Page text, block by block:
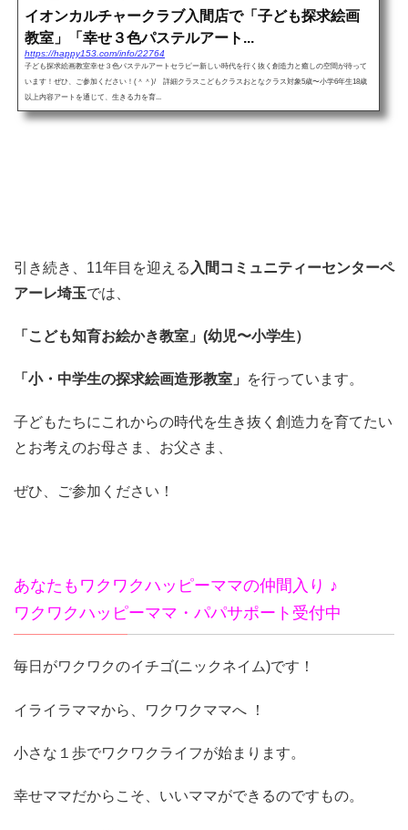
イオンカルチャークラブ入間店で「子ども探求絵画
教室」「幸せ３色パステルアート...
https://happy153.com/info/22764
子ども探求絵画教室幸せ３色パステルアートセラピー新しい時代を行く抜く創造力と癒しの空間が待って
います！ぜひ、ご参加ください！(＾＾)/ 詳細クラスこどもクラスおとなクラス対象5歳〜小学6年生18歳
以上内容アートを通じて、生きる力を育...
引き続き、11年目を迎える 入間コミュニティーセンターペ
アーレ埼玉では、
「こども知育お絵かき教室」(幼児〜小学生）
「小・中学生の探求絵画造形教室」 を行っています。
子どもたちにこれからの時代を生き抜く創造力を育てたい
とお考えのお母さま、お父さま、
ぜひ、ご参加ください！
あなたもワクワクハッピーママの仲間入り ♪
ワクワクハッピーママ・パパサポート受付中
毎日がワクワクのイチゴ(ニックネイム)です！
イライラママから、ワクワクママへ ！
小さな１歩でワクワクライフが始まります。
幸せママだからこそ、いいママができるのですもの。